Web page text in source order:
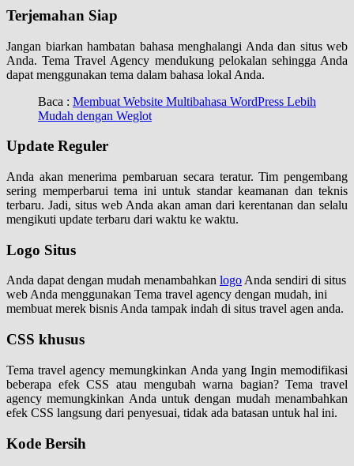
Terjemahan Siap
Jangan biarkan hambatan bahasa menghalangi Anda dan situs web
Anda. Tema Travel Agency mendukung pelokalan sehingga Anda
dapat menggunakan tema dalam bahasa lokal Anda.
Baca : Membuat Website Multibahasa WordPress Lebih
Mudah dengan Weglot
Update Reguler
Anda akan menerima pembaruan secara teratur. Tim pengembang
sering memperbarui tema ini untuk standar keamanan dan teknis
terbaru. Jadi, situs web Anda akan aman dari kerentanan dan selalu
mengikuti update terbaru dari waktu ke waktu.
Logo Situs
Anda dapat dengan mudah menambahkan logo Anda sendiri di situs
web Anda menggunakan Tema travel agency dengan mudah, ini
membuat merek bisnis Anda tampak indah di situs travel agen anda.
CSS khusus
Tema travel agency memungkinkan Anda yang Ingin memodifikasi
beberapa efek CSS atau mengubah warna bagian? Tema travel
agency memungkinkan Anda untuk dengan mudah menambahkan
efek CSS langsung dari penyesuai, tidak ada batasan untuk hal ini.
Kode Bersih